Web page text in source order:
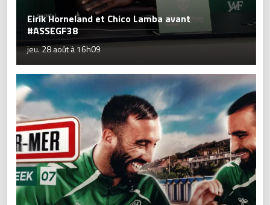
Eirik Horneland et Chico Lamba avant
#ASSEGF38
jeu. 28 août à 16h09